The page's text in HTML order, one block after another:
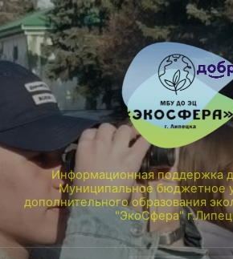
Информационная поддержка
Муниципальное бюджетное
дополнительного образования
"ЭкоСфера"